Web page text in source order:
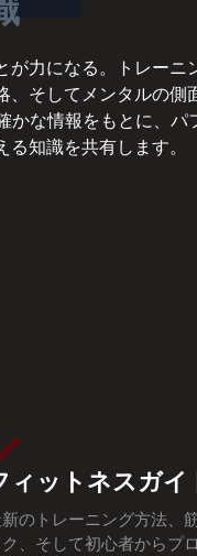
が力になる。トレーニ
、そしてメンタルの側
かな情報をもとに、パ
る知識を共有します。
ィットネスガイ
のトレーニング方法、
ク、そして初心者からプ